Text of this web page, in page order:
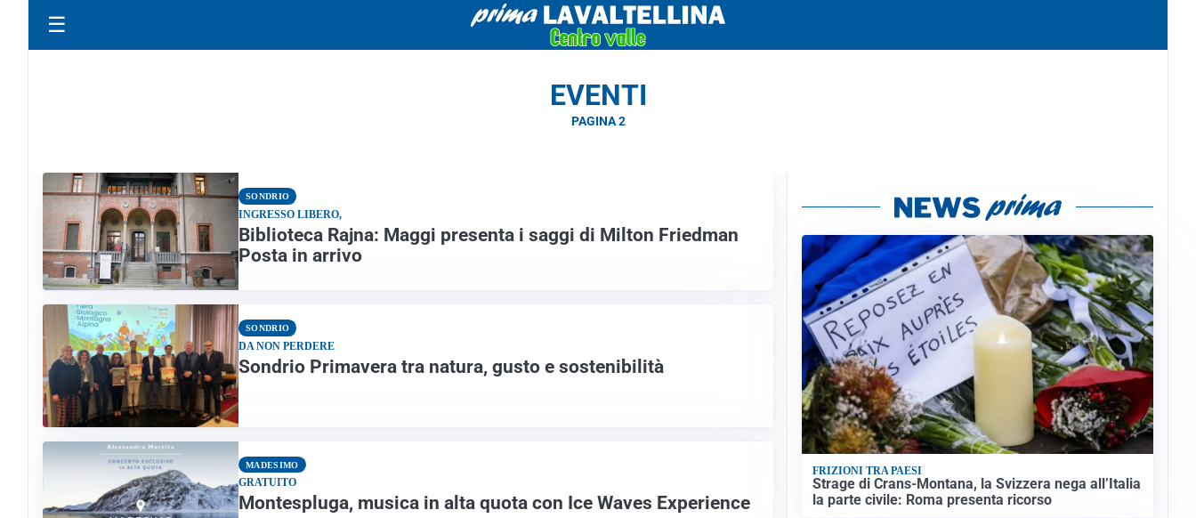
☰
EVENTI
PAGINA 2
SONDRIO
INGRESSO LIBERO,
Biblioteca Rajna: Maggi presenta i saggi di Milton Friedman
Posta in arrivo
SONDRIO
DA NON PERDERE
Sondrio Primavera tra natura, gusto e sostenibilità
MADESIMO
GRATUITO
Montespluga, musica in alta quota con Ice Waves Experience
FRIZIONI TRA PAESI
Strage di Crans-Montana, la Svizzera nega all’Italia
la parte civile: Roma presenta ricorso